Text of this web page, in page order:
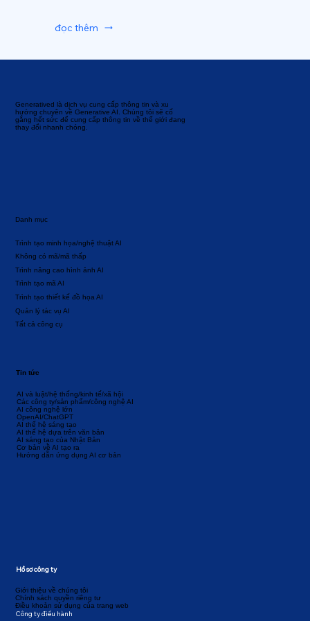
Generatived là dịch vụ cung cấp thông tin và xu
hướng chuyên về Generative AI. Chúng tôi sẽ cố
gắng hết sức để cung cấp thông tin về thế giới đang
thay đổi nhanh chóng.
Danh mục
Tất cả công cụ
Quản lý tác vụ AI
Trình tạo thiết kế đồ họa AI
Không có mã/mã thấp
Trình tạo mã AI
Trình nâng cao hình ảnh AI
Trình tạo minh họa/nghệ thuật AI
AI và luật/hệ thống/kinh tế/xã hội
Các công ty/sản phẩm/công nghệ AI
AI công nghệ lớn
OpenAI/ChatGPT
AI thế hệ sáng tạo
AI thế hệ dựa trên văn bản
AI sáng tạo của Nhật Bản
Cơ bản về AI tạo ra
Hướng dẫn ứng dụng AI cơ bản
Tin tức
Giới thiệu về chúng tôi
Chính sách quyền riêng tư
Điều khoản sử dụng của trang web
Công ty điều hành
Hồ sơ công ty
đọc thêm